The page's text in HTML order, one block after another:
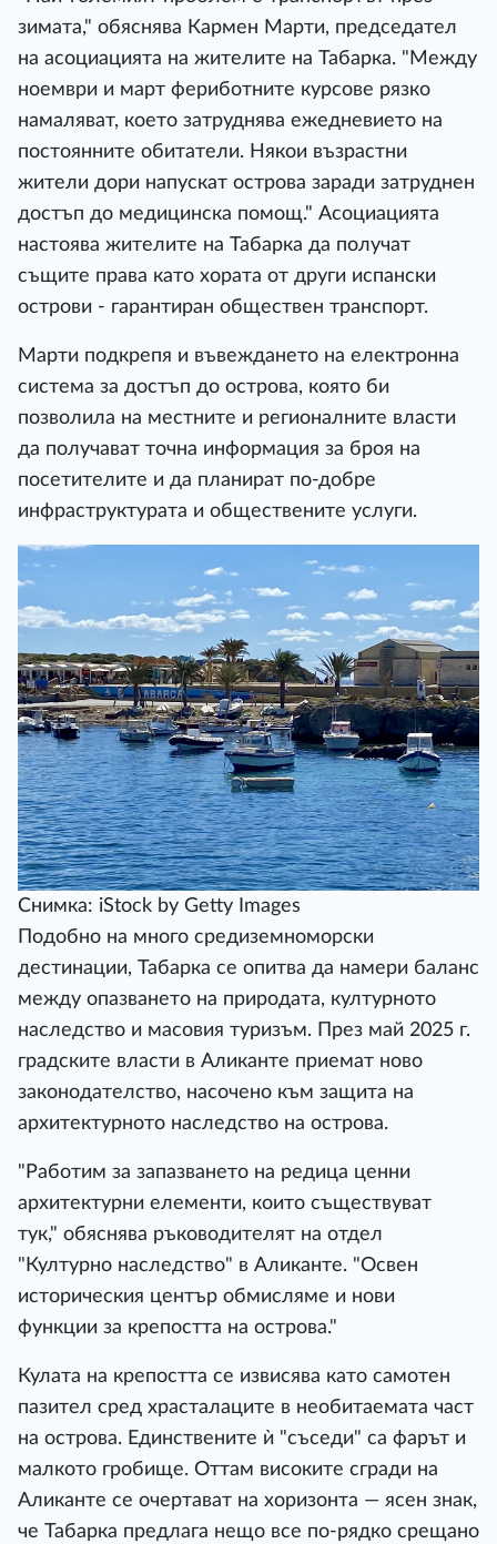
зимата," обяснява Кармен Марти, председател
на асоциацията на жителите на Табарка. "Между
ноември и март фериботните курсове рязко
намаляват, което затруднява ежедневието на
постоянните обитатели. Някои възрастни
жители дори напускат острова заради затруднен
достъп до медицинска помощ." Асоциацията
настоява жителите на Табарка да получат
същите права като хората от други испански
острови - гарантиран обществен транспорт.
Марти подкрепя и въвеждането на електронна
система за достъп до острова, която би
позволила на местните и регионалните власти
да получават точна информация за броя на
посетителите и да планират по-добре
инфраструктурата и обществените услуги.
Снимка: iStock by Getty Images
Подобно на много средиземноморски
дестинации, Табарка се опитва да намери баланс
между опазването на природата, културното
наследство и масовия туризъм. През май 2025 г.
градските власти в Аликанте приемат ново
законодателство, насочено към защита на
архитектурното наследство на острова.
"Работим за запазването на редица ценни
архитектурни елементи, които съществуват
тук," обяснява ръководителят на отдел
"Културно наследство" в Аликанте. "Освен
историческия център обмисляме и нови
функции за крепостта на острова."
Кулата на крепостта се извисява като самотен
пазител сред храсталаците в необитаемата част
на острова. Единствените ѝ "съседи" са фарът и
малкото гробище. Оттам високите сгради на
Аликанте се очертават на хоризонта — ясен знак,
че Табарка предлага нещо все по-рядко срещано